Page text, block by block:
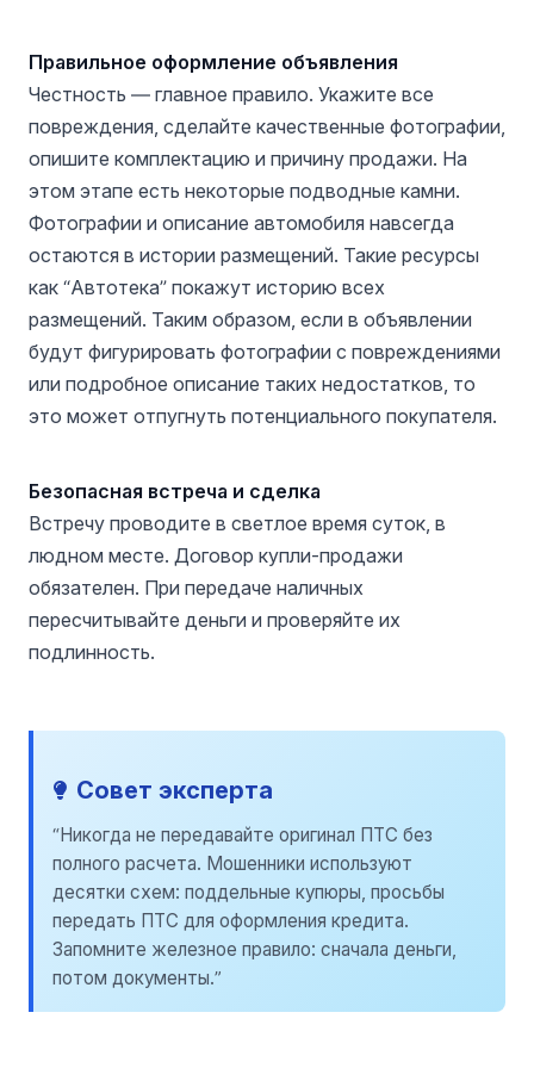
Правильное оформление объявления
Честность — главное правило. Укажите все
повреждения, сделайте качественные фотографии,
опишите комплектацию и причину продажи. На
этом этапе есть некоторые подводные камни.
Фотографии и описание автомобиля навсегда
остаются в истории размещений. Такие ресурсы
как “Автотека” покажут историю всех
размещений. Таким образом, если в объявлении
будут фигурировать фотографии с повреждениями
или подробное описание таких недостатков, то
это может отпугнуть потенциального покупателя.
Безопасная встреча и сделка
Встречу проводите в светлое время суток, в
людном месте. Договор купли-продажи
обязателен. При передаче наличных
пересчитывайте деньги и проверяйте их
подлинность.
Совет эксперта
“Никогда не передавайте оригинал ПТС без
полного расчета. Мошенники используют
десятки схем: поддельные купюры, просьбы
передать ПТС для оформления кредита.
Запомните железное правило: сначала деньги,
потом документы.”